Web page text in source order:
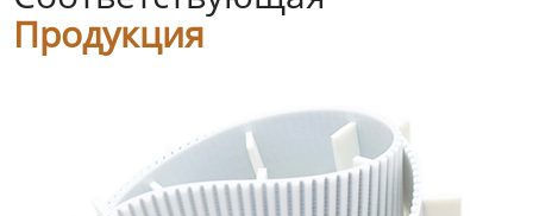
Продукция